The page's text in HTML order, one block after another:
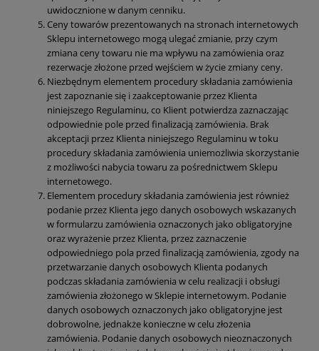
uwidocznione w danym cenniku.
Ceny towarów prezentowanych na stronach internetowych
Sklepu internetowego mogą ulegać zmianie, przy czym
zmiana ceny towaru nie ma wpływu na zamówienia oraz
rezerwacje złożone przed wejściem w życie zmiany ceny.
Niezbędnym elementem procedury składania zamówienia
jest zapoznanie się i zaakceptowanie przez Klienta
niniejszego Regulaminu, co Klient potwierdza zaznaczając
odpowiednie pole przed finalizacją zamówienia. Brak
akceptacji przez Klienta niniejszego Regulaminu w toku
procedury składania zamówienia uniemożliwia skorzystanie
z możliwości nabycia towaru za pośrednictwem Sklepu
internetowego.
Elementem procedury składania zamówienia jest również
podanie przez Klienta jego danych osobowych wskazanych
w formularzu zamówienia oznaczonych jako obligatoryjne
oraz wyrażenie przez Klienta, przez zaznaczenie
odpowiedniego pola przed finalizacją zamówienia, zgody na
przetwarzanie danych osobowych Klienta podanych
podczas składania zamówienia w celu realizacji i obsługi
zamówienia złożonego w Sklepie internetowym. Podanie
danych osobowych oznaczonych jako obligatoryjne jest
dobrowolne, jednakże konieczne w celu złożenia
zamówienia. Podanie danych osobowych nieoznaczonych